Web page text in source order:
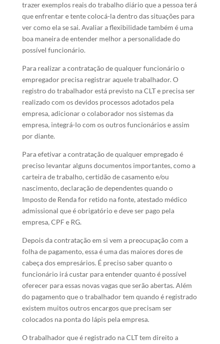
trazer exemplos reais do trabalho diário que a pessoa terá
que enfrentar e tente colocá-la dentro das situações para
ver como ela se sai. Avaliar a flexibilidade também é uma
boa maneira de entender melhor a personalidade do
possível funcionário.
Para realizar a contratação de qualquer funcionário o
empregador precisa registrar aquele trabalhador. O
registro do trabalhador está previsto na CLT e precisa ser
realizado com os devidos processos adotados pela
empresa, adicionar o colaborador nos sistemas da
empresa, integrá-lo com os outros funcionários e assim
por diante.
Para efetivar a contratação de qualquer empregado é
preciso levantar alguns documentos importantes, como a
carteira de trabalho, certidão de casamento e/ou
nascimento, declaração de dependentes quando o
Imposto de Renda for retido na fonte, atestado médico
admissional que é obrigatório e deve ser pago pela
empresa, CPF e RG.
Depois da contratação em si vem a preocupação com a
folha de pagamento, essa é uma das maiores dores de
cabeça dos empresários. É preciso saber quanto o
funcionário irá custar para entender quanto é possível
oferecer para essas novas vagas que serão abertas. Além
do pagamento que o trabalhador tem quando é registrado
existem muitos outros encargos que precisam ser
colocados na ponta do lápis pela empresa.
O trabalhador que é registrado na CLT tem direito a